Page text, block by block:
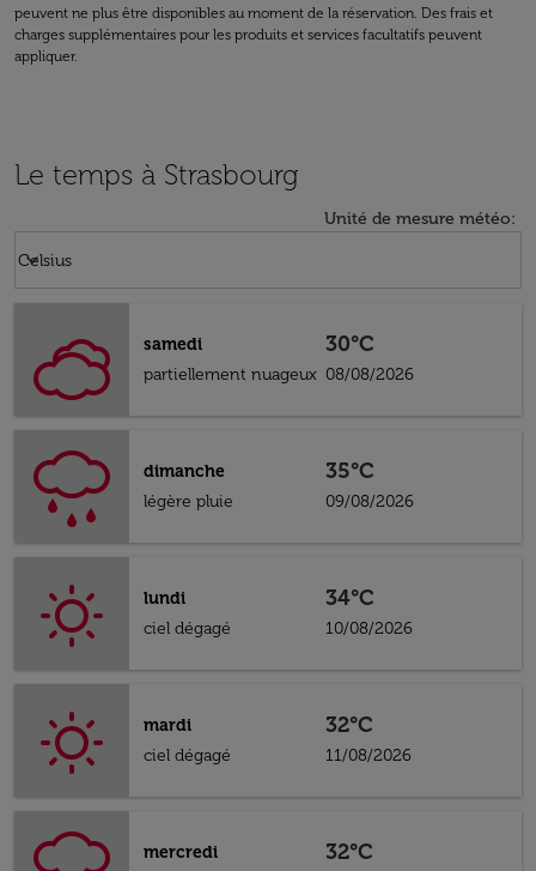
peuvent ne plus être disponibles au moment de la réservation. Des frais et
charges supplémentaires pour les produits et services facultatifs peuvent
appliquer.
Le temps à Strasbourg
Unité de mesure météo:
Celsius
keyboard_arrow_down
samedi
partiellement nuageux
30°C
08/08/2026
dimanche
légère pluie
35°C
09/08/2026
lundi
ciel dégagé
34°C
10/08/2026
mardi
ciel dégagé
32°C
11/08/2026
mercredi
32°C